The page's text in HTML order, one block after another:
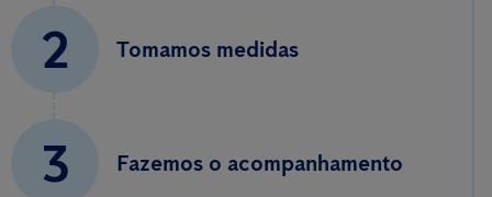
2 Tomamos medidas
3 Fazemos o acompanhamento